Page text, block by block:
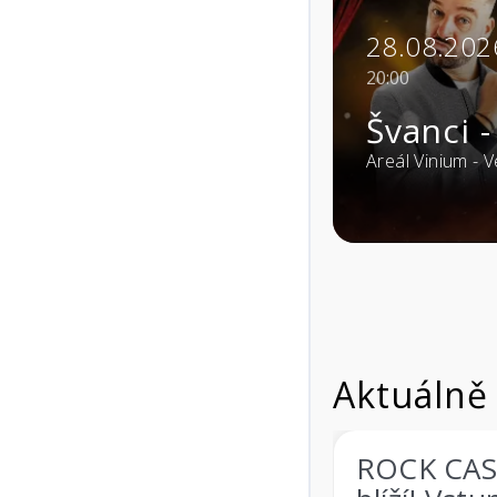
15:00
Areál
Aktuálně
ROCK